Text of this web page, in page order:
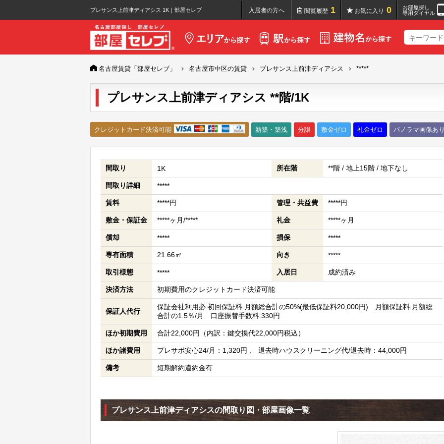
プレサンス上前津ディアシス 1K｜部屋セレブ 入居者の方へ 閲覧履歴 1 お気に入り 0
お部屋探し
専用ダイヤル
名古屋賃貸「部屋セレブ」 名古屋市中区の賃貸 プレサンス上前津ディアシス *****
プレサンス上前津ディアシス **階/1K
クレジットカード決済可能 新築・築浅 分譲 敷金ゼロ 礼金ゼロ パノラマ画像あり
間取り 1K 所在階 **階 / 地上15階 / 地下なし
間取り詳細 *****
賃料 *****円 管理・共益費 *****円
敷金・保証金 *****ヶ月/***** 礼金 *****ヶ月
償却 ***** 損保 *****
専有面積 21.66㎡ 向き *****
取引様態 ***** 入居日 成約済み
決済方法 初期費用のクレジットカード決済可能
保証人代行
保証会社利用必 初回保証料:月額総合計の50%(最低保証料20,000円) 月額保証料:月額総
合計の1.5％/月 口座振替手数料:330円
ほか初期費用 合計22,000円（内訳：鍵交換代22,000円税込）
ほか諸費用 プレサポ安心24/月：1,320円 、 退去時ハウスクリーニング代/退去時：44,000円
備考 短期解約違約金有
プレサンス上前津ディアシスの間取り図・部屋画像一覧